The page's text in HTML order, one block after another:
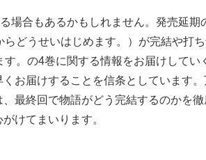
場合もあるかもしれません。発売延期
どうせいはじめます。）が完結や打ち
。の4巻に関する情報をお届けしてい
お届けすることを信条としています
最終回で物語がどう完結するのかを
けてまいります。